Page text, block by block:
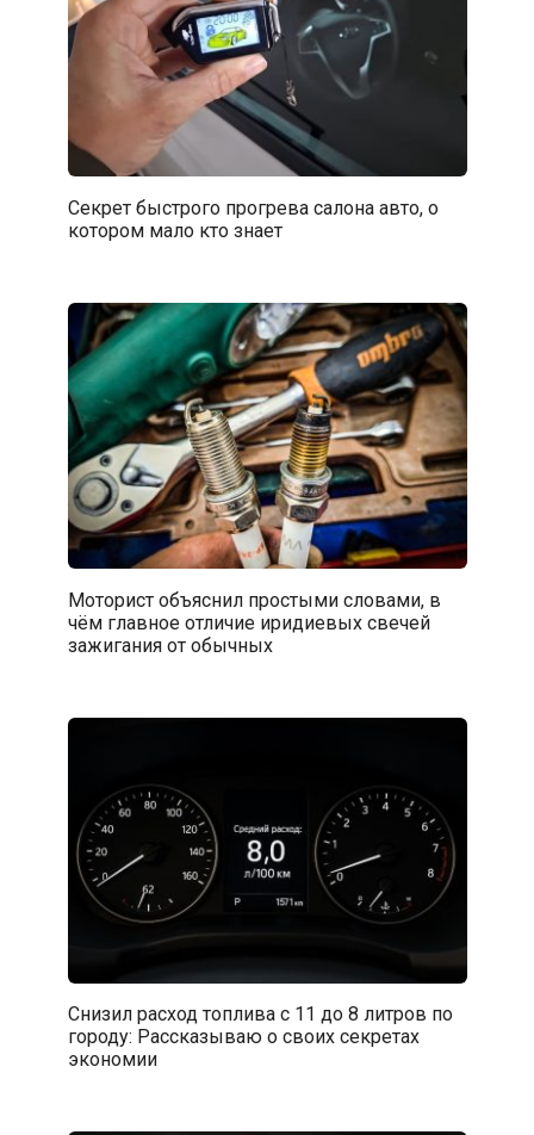
Секрет быстрого прогрева салона авто, о
котором мало кто знает
Моторист объяснил простыми словами, в
чём главное отличие иридиевых свечей
зажигания от обычных
Снизил расход топлива с 11 до 8 литров по
городу: Рассказываю о своих секретах
экономии